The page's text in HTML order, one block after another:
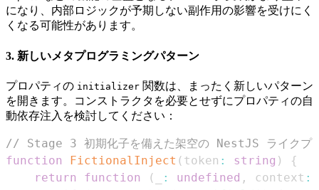
になり、内部ロジックが予期しない副作用の影響を受けにく
くなる可能性があります。
3. 新しいメタプログラミングパターン
プロパティの initializer 関数は、まったく新しいパターン
を開きます。コンストラクタを必要とせずにプロパティの自
動依存注入を検討してください：
// Stage 3 初期化子を備えた架空の NestJS ライクプロ
function
FictionalInject ( token : string )
{
return
function ( : undefined , context :